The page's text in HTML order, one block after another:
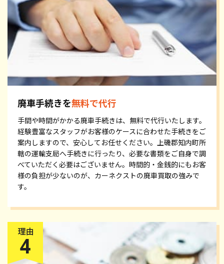
廃車手続きを無料で代行
手間や時間がかかる廃車手続きは、無料で代行いたします。
経験豊富なスタッフがお客様のケースに合わせた手続きをご
案内しますので、安心してお任せください。上磯郡知内町所
轄の運輸支局へ手続きに行ったり、必要な書類をご自身で調
べていただく必要はございません。時間的・金銭的にもお客
様の負担が少ないのが、カーネクストの廃車買取の強みで
す。